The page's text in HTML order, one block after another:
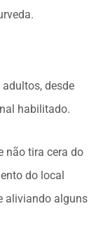
desde
habilitado.
não tira cera do
do local
aliviando alguns